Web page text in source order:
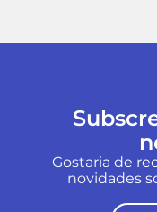
Gostaria de
novidades